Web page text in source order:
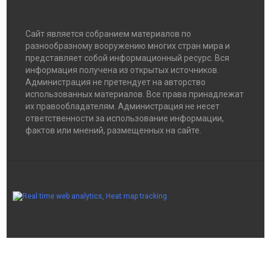
Сайт является собранием материалов по
разнообразному вооружению многих стран мира и
представляет собой информационный ресурс. Вся
информация получена из открытых источников.
Администрация не претендует на авторство
использованных материалов. Все права принадлежат
их правообладателям. Администрация не несет
ответственности за использование информации,
фактов или мнений, размещенных на сайте.